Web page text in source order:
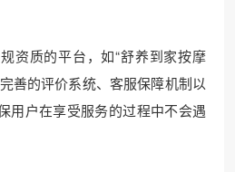
资质的平台，如“舒养到家按摩
善的评价系统、客服保障机制以
用户在享受服务的过程中不会遇